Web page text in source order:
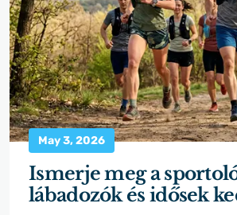
May 3, 2026
Ismerje meg a
lábadozók és idősek